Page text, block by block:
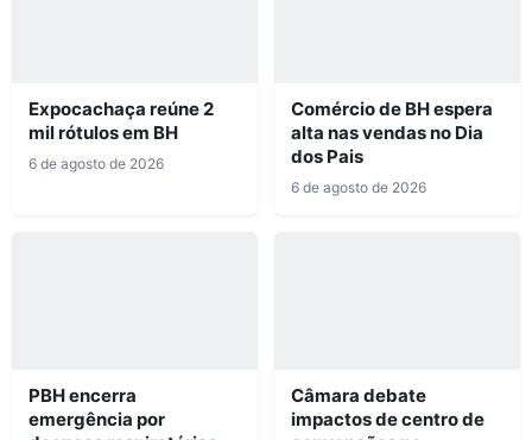
Expocachaça reúne 2
mil rótulos em BH
6 de agosto de 2026
Comércio de BH espera
alta nas vendas no Dia
dos Pais
6 de agosto de 2026
PBH encerra
emergência por
Câmara debate
impactos de centro de